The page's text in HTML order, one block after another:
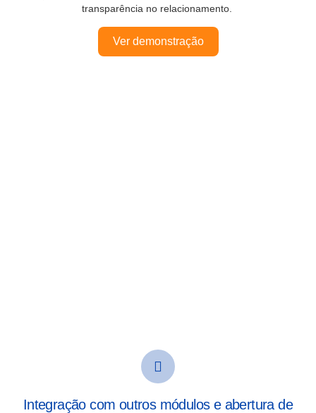
transparência no relacionamento.
Ver demonstração
Integração com outros módulos e abertura de